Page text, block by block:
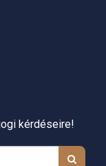
kérdéseire!